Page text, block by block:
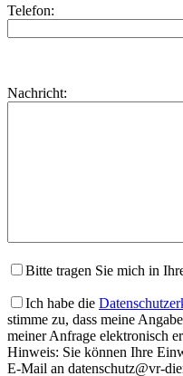
Telefon:
dieses
lasse
Nachricht:
Bitte tragen Sie mich in
Ich habe die
stimme zu, dass meine
meiner Anfrage elektronisch
Hinweis: Sie können Ihre
E-Mail an datenschutz@vr-